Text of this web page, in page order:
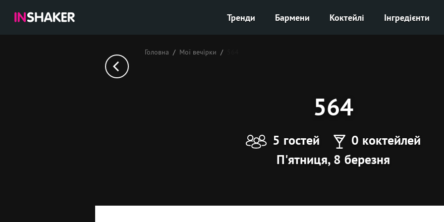
Тренди Бармени Коктейлі Інгредієнти
Головна Мої вечірки
564
5 гостей
0 коктейлей
П'ятниця, 8 березня